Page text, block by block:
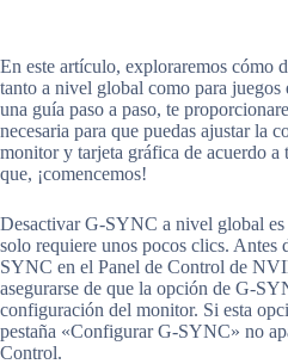
En este artículo, exploraremos cómo
tanto a nivel global como para juegos
una guía paso a paso, te
necesaria para que puedas ajustar la
monitor y tarjeta gráfica de acuerdo a
que, ¡comencemos!
Desactivar G-SYNC a nivel global
solo requiere unos pocos clics. Antes
SYNC en el Panel de Control de
asegurarse de que la opción de G-
configuración del monitor. Si esta
pestaña «Configurar G-SYNC» no
Control.